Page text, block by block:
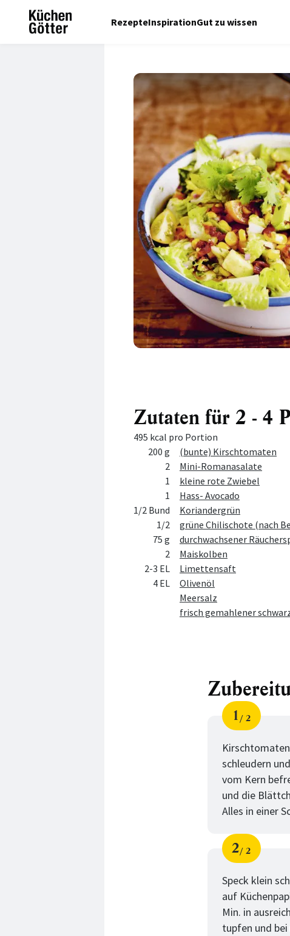
RezepteInspirationGut zu wissen
Zutaten für 2 - 4
495 kcal pro Portion
MengeZutat
200 g
(bunte) Kirschtomaten
2
Mini-Romanasalate
1
kleine rote Zwiebel
1
Hass- Avocado
1/2 Bund
Koriandergrün
1/2
grüne Chilischote (nach
75 g
durchwachsener
2
Maiskolben
2-3 EL
Limettensaft
4 EL
Olivenöl
Meersalz
frisch gemahlener
Schritt
1
von
2
schleudern
vom Kern
und die
Alles in einer
Schritt
2
von
2
Speck klein
auf
Min. in
tupfen und